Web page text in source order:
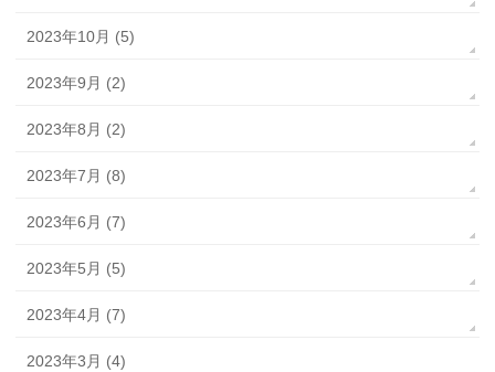
2023年10月 (5)
2023年9月 (2)
2023年8月 (2)
2023年7月 (8)
2023年6月 (7)
2023年5月 (5)
2023年4月 (7)
2023年3月 (4)